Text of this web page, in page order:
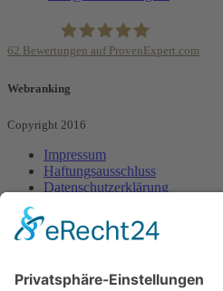
Webranking - Entilsah GmbH
62 Bewertungen auf ProvenExpert.com
Webranking
Copyright 2016
Impressum
Haftungsausschluss
Datenschutzerklärung
Startseite